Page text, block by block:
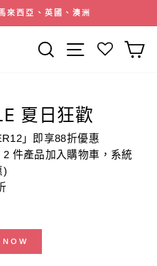
來西亞、英國、澳洲
搜索 網站導航
夏日狂歡
」即享88折優惠
件產品加入購物車，系統
)